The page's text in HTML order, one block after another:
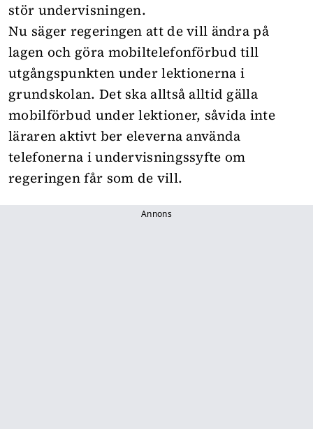
stör undervisningen.
Nu säger regeringen att de vill ändra på
lagen och göra mobiltelefonförbud till
utgångspunkten under lektionerna i
grundskolan. Det ska alltså alltid gälla
mobilförbud under lektioner, såvida inte
läraren aktivt ber eleverna använda
telefonerna i undervisningssyfte om
regeringen får som de vill.
Annons